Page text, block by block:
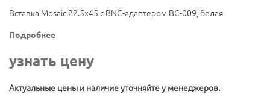
Вставка Mosaic 22.5x45 с BNC-адаптером BC-009, белая
Подробнее
узнать цену
Актуальные цены и наличие уточняйте у менеджеров.